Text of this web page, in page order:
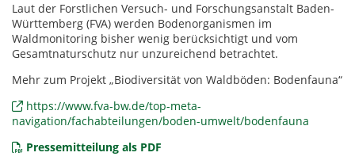
Laut der Forstlichen Versuch- und Forschungsanstalt Baden-
Württemberg (FVA) werden Bodenorganismen im
Waldmonitoring bisher wenig berücksichtigt und vom
Gesamtnaturschutz nur unzureichend betrachtet.
Mehr zum Projekt „Biodiversität von Waldböden: Bodenfauna“
https://www.fva-bw.de/top-meta-
navigation/fachabteilungen/boden-umwelt/bodenfauna
Pressemitteilung als PDF